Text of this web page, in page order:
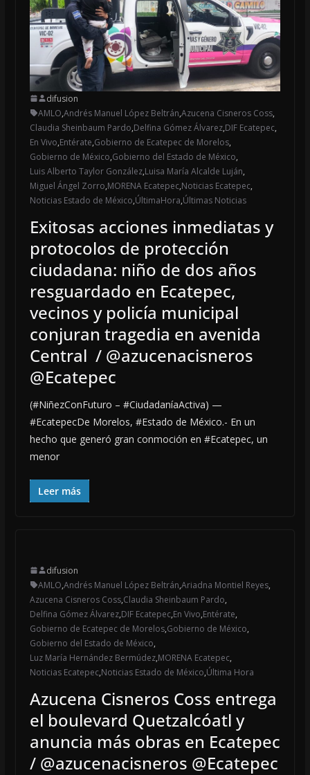
difusion
AMLO,Andrés Manuel López Beltrán,Azucena Cisneros Coss,
Claudia Sheinbaum Pardo,Delfina Gómez Álvarez,DIF Ecatepec,
En Vivo,Entérate,Gobierno de Ecatepec de Morelos,
Gobierno de México,Gobierno del Estado de México,
Luis Alberto Taylor González,Luisa María Alcalde Luján,
Miguel Ángel Zorro,MORENA Ecatepec,Noticias Ecatepec,
Noticias Estado de México,ÚltimaHora,Últimas Noticias
Exitosas acciones inmediatas y
protocolos de protección
ciudadana: niño de dos años
resguardado en Ecatepec,
vecinos y policía municipal
conjuran tragedia en avenida
Central / @azucenacisneros
@Ecatepec
(#NiñezConFuturo – #CiudadaníaActiva) —
#EcatepecDe Morelos, #Estado de México.- En un
hecho que generó gran conmoción en #Ecatepec, un
menor
Leer más
difusion
AMLO,Andrés Manuel López Beltrán,Ariadna Montiel Reyes,
Azucena Cisneros Coss,Claudia Sheinbaum Pardo,
Delfina Gómez Álvarez,DIF Ecatepec,En Vivo,Entérate,
Gobierno de Ecatepec de Morelos,Gobierno de México,
Gobierno del Estado de México,
Luz María Hernández Bermúdez,MORENA Ecatepec,
Noticias Ecatepec,Noticias Estado de México,Última Hora
Azucena Cisneros Coss entrega
el boulevard Quetzalcóatl y
anuncia más obras en Ecatepec
/ @azucenacisneros @Ecatepec